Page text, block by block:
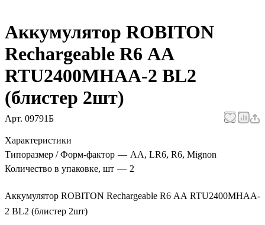
Аккумулятор ROBITON
Rechargeable R6 АА
RTU2400MHAA-2 BL2
(блистер 2шт)
Арт. 09791Б
Характеристики
Типоразмер / Форм-фактор — АА, LR6, R6, Mignon
Количество в упаковке, шт — 2
Аккумулятор ROBITON Rechargeable R6 АА RTU2400MHAA-
2 BL2 (блистер 2шт)